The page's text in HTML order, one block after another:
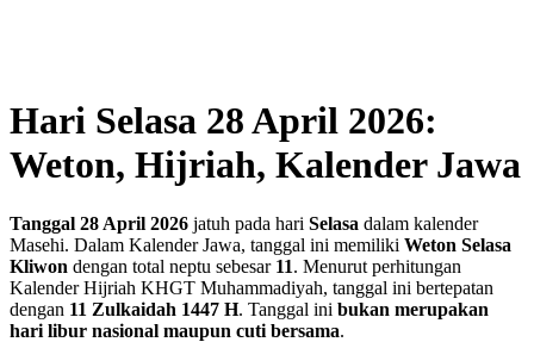
Hari Selasa 28 April 2026:
Weton, Hijriah, Kalender Jawa
Tanggal 28 April 2026 jatuh pada hari Selasa dalam kalender
Masehi. Dalam Kalender Jawa, tanggal ini memiliki Weton Selasa
Kliwon dengan total neptu sebesar 11. Menurut perhitungan
Kalender Hijriah KHGT Muhammadiyah, tanggal ini bertepatan
dengan 11 Zulkaidah 1447 H. Tanggal ini bukan merupakan
hari libur nasional maupun cuti bersama.